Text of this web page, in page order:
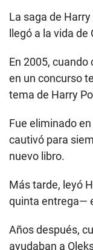
La saga de
llegó a la vida
En 2005,
en un concurso
tema de Harry
Fue eliminado
cautivó para
nuevo libro.
Más tarde, leyó
quinta entrega—
Años después,
ayudaban a